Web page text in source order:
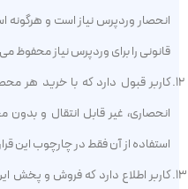
انحصار وردپرس نیاز است و
قانونی را برای وردپرس نیاز محفوظ
کاربر قبول دارد که با خرید هر
انحصاری، غیر قابل انتقال و
استفاده از آن فقط در چارچوب این
کاربر اطلاع دارد که فروش و پخش